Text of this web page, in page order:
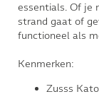
essentials. Of je
strand gaat of
functioneel als
Kenmerken:
Zusss